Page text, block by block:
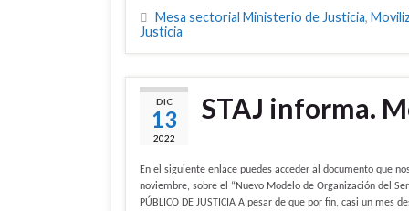
Mesa sectorial Ministerio de Justicia,
Justicia
DIC
13
2022
STAJ informa.
En el siguiente enlace puedes acceder al documento que
noviembre, sobre el “Nuevo Modelo de Organización del
PÚBLICO DE JUSTICIA A pesar de que por fin, casi un mes